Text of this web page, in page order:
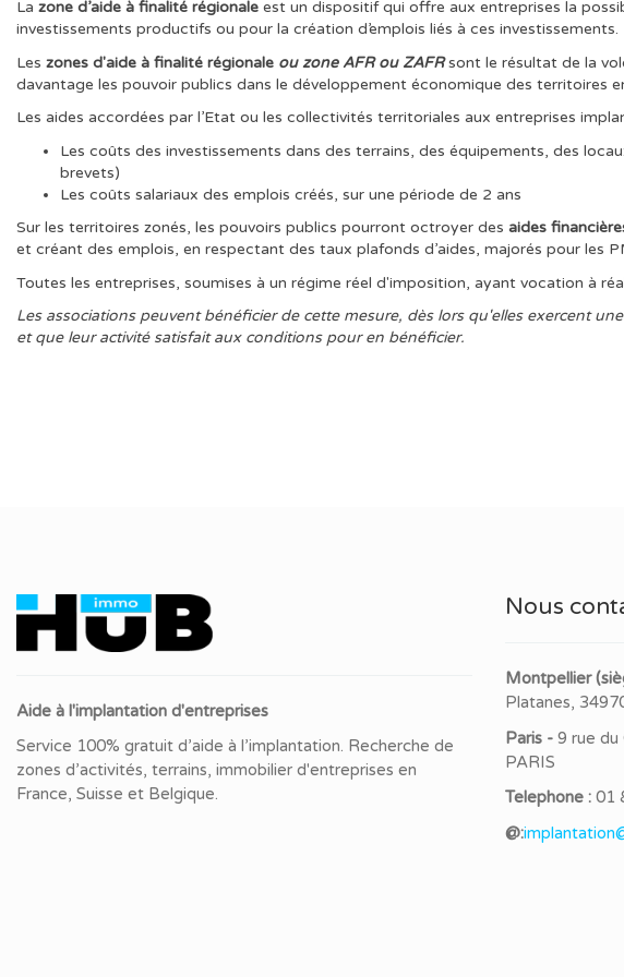
La zone d’aide à finalité régionale est un dispositif qui offre aux entreprises la
investissements productifs ou pour la création d’emplois liés à ces investissements.
Les zones d'aide à finalité régionale ou zone AFR ou ZAFRsont le résultat de la
davantage les pouvoir publics dans le développement économique des territoires
Les aides accordées par l’Etat ou les collectivités territoriales aux entreprises
Les coûts des investissements dans des terrains, des équipements, des
brevets)
Les coûts salariaux des emplois créés, sur une période de 2 ans
Sur les territoires zonés, les pouvoirs publics pourront octroyer des aides
et créant des emplois, en respectant des taux plafonds d’aides, majorés pour les
Toutes les entreprises, soumises à un régime réel d'imposition, ayant vocation à
Les associations peuvent bénéficier de cette mesure, dès lors qu'elles exercent
et que leur activité satisfait aux conditions pour en bénéficier.
Aide à l'implantation d'entreprises
Service 100% gratuit d’aide à l’implantation. Recherche de
zones d’activités, terrains, immobilier d'entreprises en
France, Suisse et Belgique.
Nous
Montpellier
Platanes,
Paris - 9 rue
PARIS
Telephone : 01
@: